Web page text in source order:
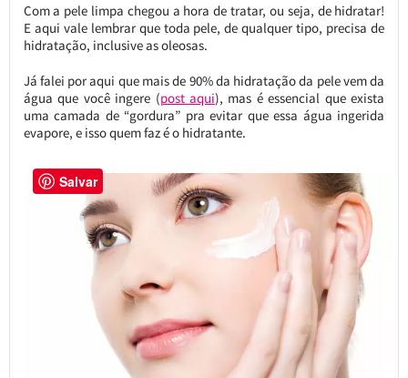
Com a pele limpa chegou a hora de tratar, ou seja, de hidratar!
E aqui vale lembrar que toda pele, de qualquer tipo, precisa de
hidratação, inclusive as oleosas.
Já falei por aqui que mais de 90% da hidratação da pele vem da
água que você ingere (post aqui), mas é essencial que exista
uma camada de “gordura” pra evitar que essa água ingerida
evapore, e isso quem faz é o hidratante.
Salvar